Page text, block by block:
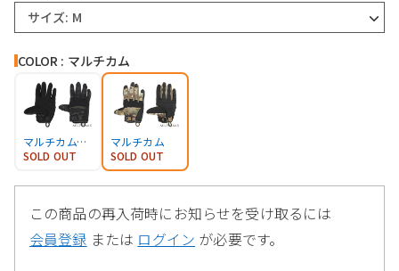
サイズ: M
COLOR : マルチカム
マルチカムブラック
SOLD OUT
マルチカム
SOLD OUT
この商品の再入荷時にお知らせを受け取るには
会員登録 または ログイン が必要です。